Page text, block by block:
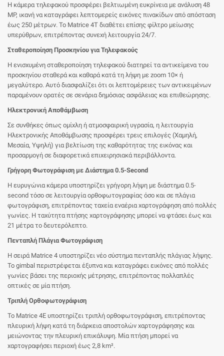
Η κάμερα τηλεφακού προσφέρει βελτιωμένη ευκρίνεια με ανάλυση 48
MP, ικανή να καταγράφει λεπτομερείς εικόνες πινακίδων από απόσταση
έως 250 μέτρων. Το Matrice 4T διαθέτει επίσης φίλτρο μείωσης
υπερύθρων, επιτρέποντας συνεχή λειτουργία 24/7.
Σταθεροποίηση Προσκηνίου για Τηλεφακούς
Η ενισχυμένη σταθεροποίηση τηλεφακού διατηρεί τα αντικείμενα του
προσκηνίου σταθερά και καθαρά κατά τη λήψη με zoom 10× ή
μεγαλύτερο. Αυτό διασφαλίζει ότι οι λεπτομέρειες των αντικειμένων
παραμένουν ορατές σε σενάρια δημόσιας ασφάλειας και επιθεώρησης.
Ηλεκτρονική Αποθάμβωση
Σε συνθήκες όπως ομίχλη ή ατμοσφαιρική υγρασία, η λειτουργία
Ηλεκτρονικής Αποθάμβωσης προσφέρει τρεις επιλογές (Χαμηλή,
Μεσαία, Υψηλή) για βελτίωση της καθαρότητας της εικόνας και
προσαρμογή σε διαφορετικά επιχειρησιακά περιβάλλοντα.
Γρήγορη Φωτογράφιση με Διάστημα 0.5-Second
Η ευρυγώνια κάμερα υποστηρίζει γρήγορη λήψη με διάστημα 0.5-
second τόσο σε λειτουργία ορθοφωτογραφίας όσο και σε πλάγια
φωτογράφιση, επιτρέποντας ταχεία εναέρια χαρτογράφηση από πολλές
γωνίες. Η ταχύτητα πτήσης χαρτογράφησης μπορεί να φτάσει έως και
21 μέτρα το δευτερόλεπτο.
Πενταπλή Πλάγια Φωτογράφιση
Η σειρά Matrice 4 υποστηρίζει νέο σύστημα πενταπλής πλάγιας λήψης.
Το gimbal περιστρέφεται έξυπνα και καταγράφει εικόνες από πολλές
γωνίες βάσει της περιοχής μέτρησης, επιτρέποντας πολλαπλές
οπτικές σε μία πτήση.
Τριπλή Ορθοφωτογράφιση
Το Matrice 4E υποστηρίζει τριπλή ορθοφωτογράφιση, επιτρέποντας
πλευρική λήψη κατά τη διάρκεια αποστολών χαρτογράφησης και
μειώνοντας την πλευρική επικάλυψη. Μία πτήση μπορεί να
χαρτογραφήσει περιοχή έως 2,8 km².